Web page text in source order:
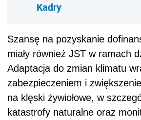
Kadry
Szansę na pozyskanie
miały również JST w ramach
Adaptacja do zmian klimatu
zabezpieczeniem i
na klęski żywiołowe, w
katastrofy naturalne oraz